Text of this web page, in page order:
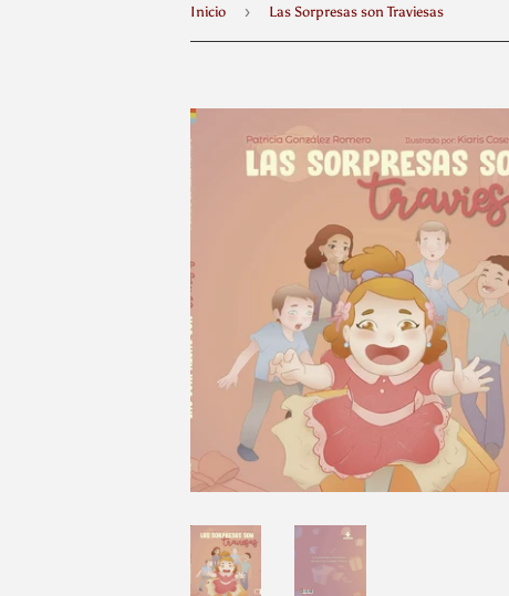
Inicio › Las Sorpresas son Traviesas